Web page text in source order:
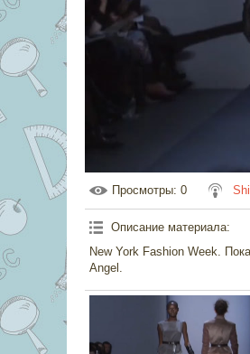
Просмотры: 0
Описание материала:
New York Fashion Week.
Angel.